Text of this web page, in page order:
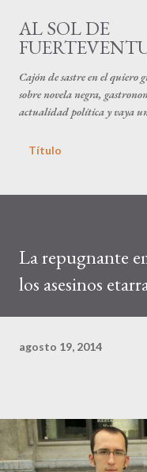
AL SOL DE
Cajón de sastre en el quiero
sobre novela negra,
actualidad política y vaya
Título
La repugnante
los asesinos
agosto 19, 2014